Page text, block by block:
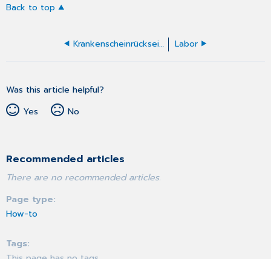
Back to top
Krankenscheinrückseite ansehen Labor
Was this article helpful?
Yes
No
Recommended articles
There are no recommended articles.
Page type
How-to
Tags